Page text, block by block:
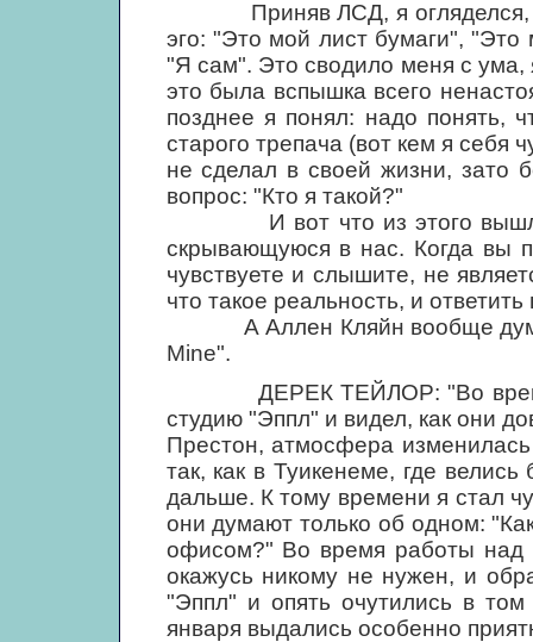
Приняв ЛСД, я огляделся, и
эго: "Это мой лист бумаги",
"Я сам". Это сводило меня с ума,
это была вспышка всего
позднее я понял: надо понять,
старого трепача (вот кем я себя
не сделал в своей жизни, зато
вопрос: "Кто я такой?"
И вот что из этого вышло:
скрывающуюся в нас. Когда вы
чувствуете и слышите, не
что такое реальность, и
А Аллен Кляйн вообще думал,
Mine".
ДЕРЕК ТЕЙЛОР: "Во время
студию "Эппл" и видел, как они
Престон, атмосфера
так, как в Туикенеме, где
дальше. К тому времени я стал
они думают только об одном:
офисом?" Во время работы над
окажусь никому не нужен, и
"Эппл" и опять очутились в
января выдались особенно